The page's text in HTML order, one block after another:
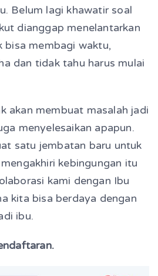
Belum lagi khawatir soal
dianggap menelantarkan
bisa membagi waktu,
dan tidak tahu harus mulai
akan membuat masalah jadi
menyelesaikan apapun.
satu jembatan baru untuk
kebingungan itu
kami dengan Ibu
kita bisa berdaya dengan
ibu.